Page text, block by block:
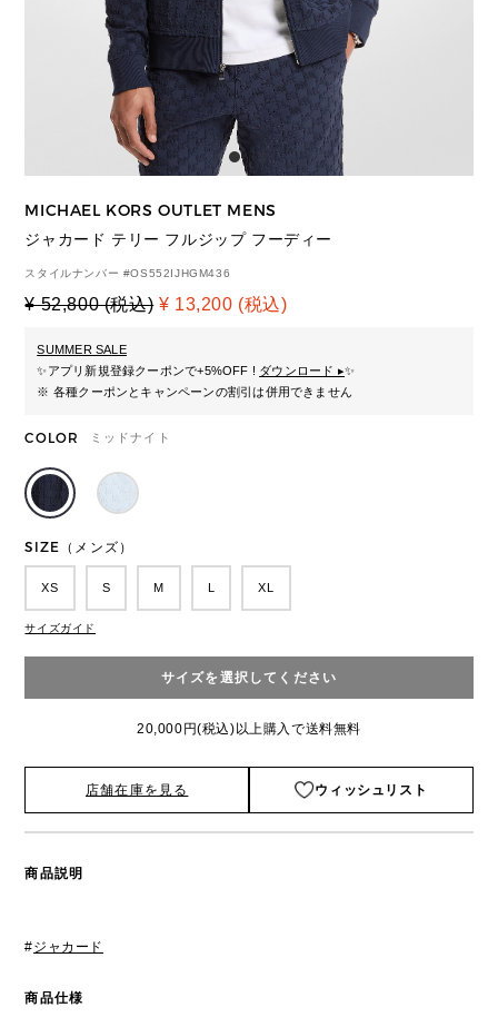
MICHAEL KORS OUTLET MENS
ジャカード テリー フルジップ フーディー
スタイルナンバー #OS552IJHGM436
¥ 52,800 (税込) ¥ 13,200 (税込)
SUMMER SALE
✨アプリ新規登録クーポンで+5%OFF ! ダウンロード ▸✨
※ 各種クーポンとキャンペーンの割引は併用できません
COLOR ミッドナイト
SIZE（メンズ）
XS S M XL
サイズガイド
サイズを選択してください
20,000円(税込)以上購入で送料無料
店舗在庫を見る ウィッシュリスト
商品説明
#ジャカード
商品仕様